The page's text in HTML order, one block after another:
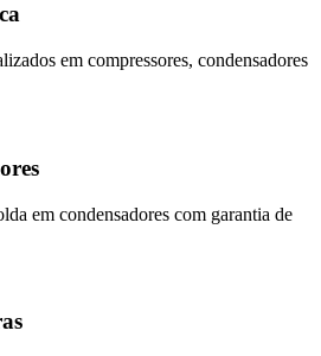
em compressores, condensadores
em condensadores com garantia de